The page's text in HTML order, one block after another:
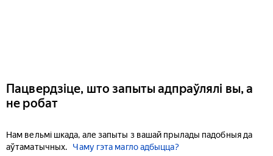
Пацвердзіце, што запыты адпраўлялі вы, а
не робат
Нам вельмі шкада, але запыты з вашай прылады падобныя да
аўтаматычных.
Чаму гэта магло адбыцца?